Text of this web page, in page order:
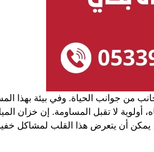
من جوانب الحياة. وفي بيئة بهذا
أولوية لا تقبل المساومة. إن خزان
يمكن أن يتعرض هذا القلب لمشاكل